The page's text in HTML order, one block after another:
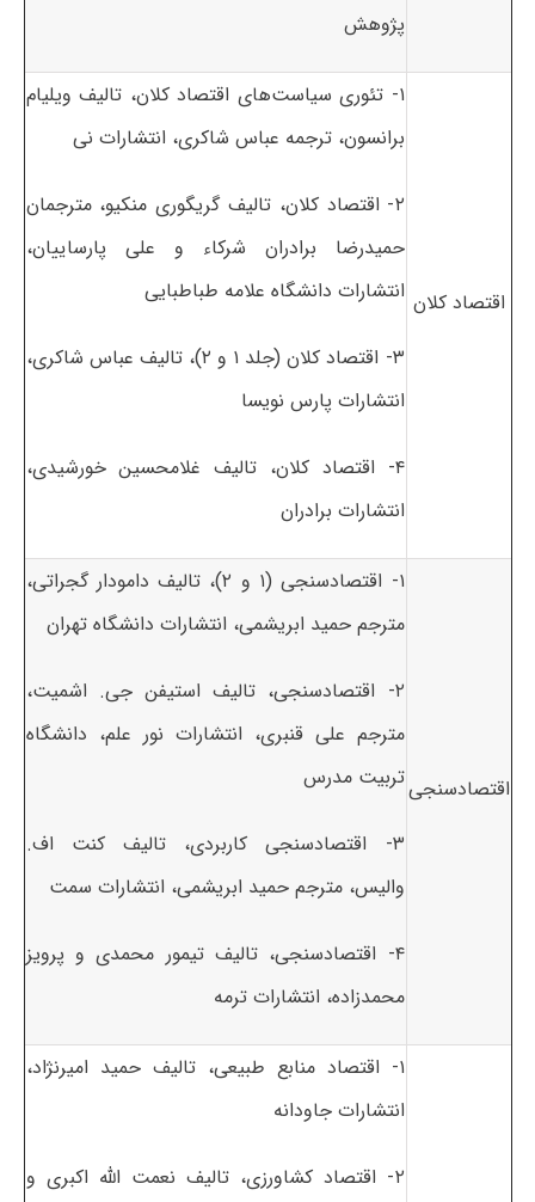
پژوهش
اقتصاد کلان
۱- تئوری سیاست‌های اقتصاد کلان، تالیف ویلیام
برانسون، ترجمه عباس شاکری، انتشارات نی
۲- اقتصاد کلان، تالیف گریگوری منکیو، مترجمان
حمیدرضا برادران شرکاء و علی پارساییان،
انتشارات دانشگاه علامه طباطبایی
۳- اقتصاد کلان (جلد ۱ و ۲)، تالیف عباس شاکری،
انتشارات پارس نویسا
۴- اقتصاد کلان، تالیف غلامحسین خورشیدی،
انتشارات برادران
اقتصادسنجی
۱- اقتصادسنجی (۱ و ۲)، تالیف دامودار گجراتی،
مترجم حمید ابریشمی، انتشارات دانشگاه تهران
۲- اقتصادسنجی، تالیف استیفن جی. اشمیت،
مترجم علی قنبری، انتشارات نور علم، دانشگاه
تربیت مدرس
۳- اقتصادسنجی کاربردی، تالیف کنت اف.
والیس، مترجم حمید ابریشمی، انتشارات سمت
۴- اقتصادسنجی، تالیف تیمور محمدی و پرویز
محمدزاده، انتشارات ترمه
۱- اقتصاد منابع طبیعی، تالیف حمید امیرنژاد،
انتشارات جاودانه
۲- اقتصاد کشاورزی، تالیف نعمت الله اکبری و